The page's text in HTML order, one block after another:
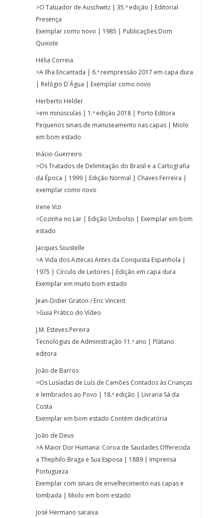
>O Tatuador de Auschwitz | 35.ª edição | Editorial
Presença
Exemplar como novo | 1985 | Publicações Dom
Quixote
Hélia Correia
>A Ilha Encantada | 6.ª reimpressão 2017 em capa dura
| Relógio D´Água | Exemplar como novo
Herberto Helder
>em minúsculas | 1.ª edição 2018 | Porto Editora
Pequenos sinais de manuseamento nas capas | Miolo
em bom estado
Inácio Guerreiro
>Os Tratados de Delimitação do Brasil e a Cartografia
da Época | 1999 | Edição Normal | Chaves Ferreira |
exemplar como novo
Irene Vizi
>Cozinha no Lar | Edição Unibolso | Exemplar em bom
estado
Jacques Soustelle
>A Vida dos Aztecas Antes da Conquista Espanhola |
1975 | Círculo de Leitores | Edição em capa dura
Exemplar em muito bom estado
Jean-Didier Graton / Eric Vincent
>Guia Prático do Vídeo
J.M. Esteves Pereira
Tecnologias de Administração 11.ª ano | Plátano
editora
João de Barros
>Os Lusíadas de Luís de Camões Contados às Crianças
e lembrados ao Povo | 18.ª edição | Livraria Sá da
Costa
Exemplar em bom estado Contém dedicatória
João de Deus
>A Maior Dor Humana: Coroa de Saudades Offerecida
a Thephilo Braga e Sua Esposa | 1889 | Imprensa
Portugueza
Exemplar com sinais de envelhecimento nas capas e
lombada | Miolo em bom estado
José Hermano saraiva